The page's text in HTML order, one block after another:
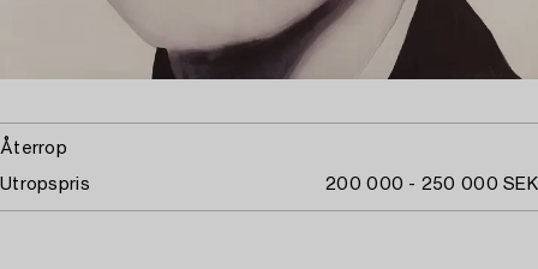
Återrop
Utropspris 200 000 - 250 000 SEK